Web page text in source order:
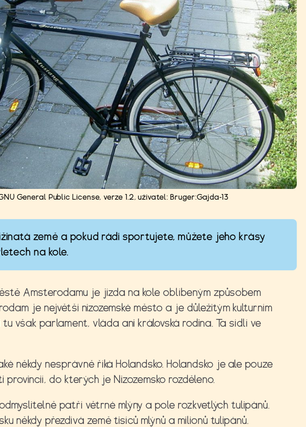
General Public License, verze 1.2,uživatel: Bruger:Gajda-13
země a pokud rádi sportujete, můžete jeho krásy
na kole.
Amsterodamu je jízda na kole oblíbeným způsobem
je největší nizozemské město a je důležitým kulturním
však parlament, vláda ani královská rodina. Ta sídlí ve
někdy nesprávně říká Holandsko. Holandsko je ale pouze
do kterých je Nizozemsko rozděleno.
patří větrné mlýny a pole rozkvetlých tulipánů.
někdy přezdívá země tisíců mlýnů a milionů tulipánů.